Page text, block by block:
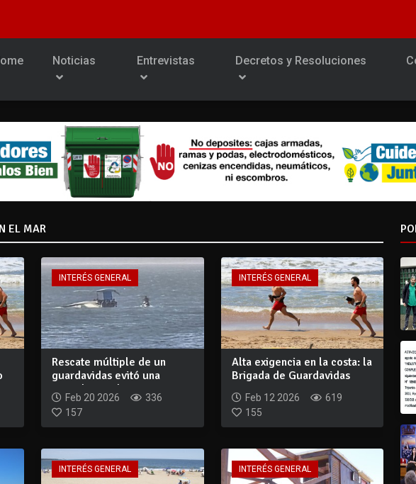
Noticias Entrevistas Decretos y Resoluciones
EL MAR
INTERÉS GENERAL
Rescate múltiple de un
guardavidas evitó una
tragedia en pla...
Feb 20 2026
336
157
INTERÉS GENERAL
Alta exigencia en la costa: la
Brigada de Guardavidas
Feb 12 2026
619
155
INTERÉS GENERAL INTERÉS GENERAL